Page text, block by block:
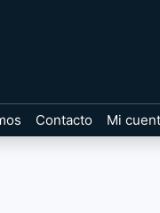
Contacto Mi